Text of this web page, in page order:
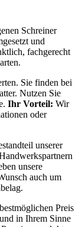
Schreiner
und
fachgerecht
Sie finden bei
Nutzen Sie
Ihr Vorteil: Wir
oder
unserer
unsere
auch um
Preis
in Ihrem Sinne